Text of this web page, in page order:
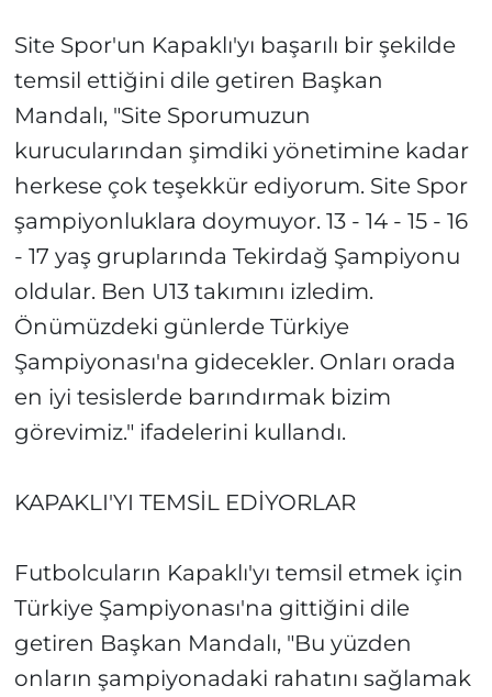
Site Spor'un Kapaklı'yı başarılı bir şekilde
temsil ettiğini dile getiren Başkan
Mandalı, "Site Sporumuzun
kurucularından şimdiki yönetimine kadar
herkese çok teşekkür ediyorum. Site Spor
şampiyonluklara doymuyor. 13 - 14 - 15 - 16
- 17 yaş gruplarında Tekirdağ Şampiyonu
oldular. Ben U13 takımını izledim.
Önümüzdeki günlerde Türkiye
Şampiyonası'na gidecekler. Onları orada
en iyi tesislerde barındırmak bizim
görevimiz." ifadelerini kullandı.
KAPAKLI'YI TEMSİL EDİYORLAR
Futbolcuların Kapaklı'yı temsil etmek için
Türkiye Şampiyonası'na gittiğini dile
getiren Başkan Mandalı, "Bu yüzden
onların şampiyonadaki rahatını sağlamak